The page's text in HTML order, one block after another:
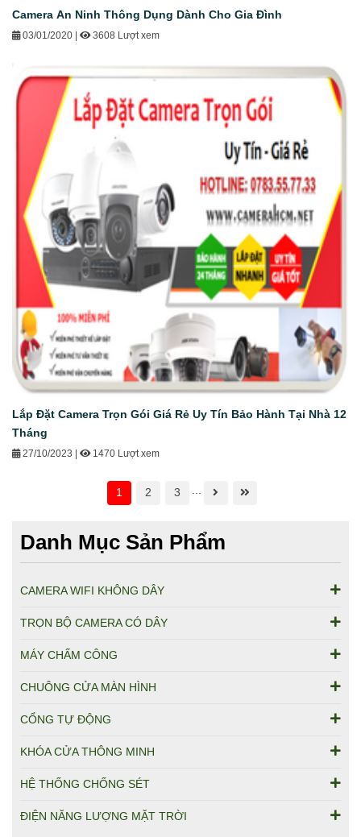
Camera An Ninh Thông Dụng Dành Cho Gia Đình
03/01/2020 3608 Lượt xem
Lắp Đặt Camera Trọn Gói Giá Rẻ Uy Tín Bảo Hành Tại Nhà 12
Tháng
27/10/2023 1470 Lượt xem
1 2 3
Danh Mục Sản Phẩm
CAMERA WIFI KHÔNG DÂY
TRỌN BỘ CAMERA CÓ DÂY
MÁY CHẤM CÔNG
CHUÔNG CỬA MÀN HÌNH
CỔNG TỰ ĐỘNG
KHÓA CỬA THÔNG MINH
HỆ THỐNG CHỐNG SÉT
ĐIỆN NĂNG LƯỢNG MẶT TRỜI